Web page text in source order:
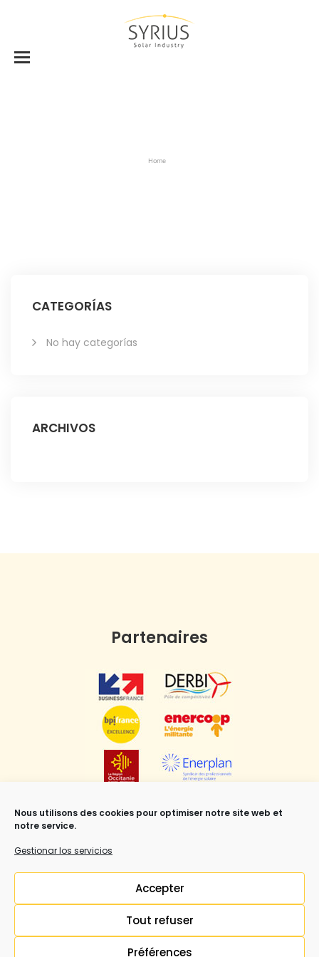
Nous utilisons des cookies pour optimiser notre site web et
notre service.
Gestionar los servicios
Accepter
Tout refuser
Préférences
Home
CATEGORÍAS
No hay categorías
ARCHIVOS
Partenaires
Mentions légales,CGVet Copyright ©Syrius Réunion all
rights reserved.